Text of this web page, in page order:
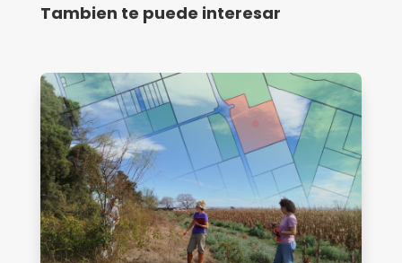
Tambien te puede interesar